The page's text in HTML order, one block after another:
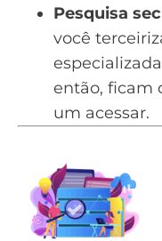
Pesquisa
você
então, ficam
um acessar.